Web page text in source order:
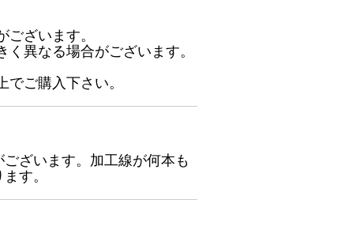
ざいます。
異なる場合がございます。
ご購入下さい。
ざいます。加工線が何本も
す。